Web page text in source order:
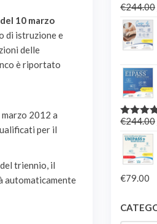
10 marzo
di istruzione e
delle
è riportato
2012 a
per il
triennio, il
automaticamente
€244.00
5.00SU
€244.00
€79.00